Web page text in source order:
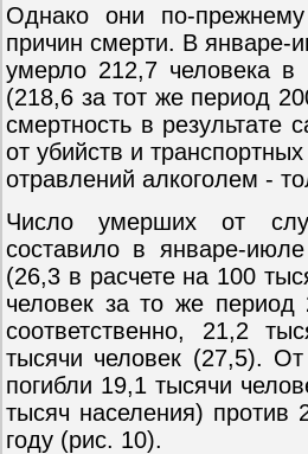
Однако они по-
причин смерти. В январе-
умерло 212,7 человека в
(218,6 за тот же период
смертность в результате
от убийств и
отравлений алкоголем -
Число умерших от
составило в январе-
(26,3 в расчете на 100
человек за то же
соответственно, 21,2
тысячи человек (27,5).
погибли 19,1 тысячи
тысяч населения) против
году (рис. 10).